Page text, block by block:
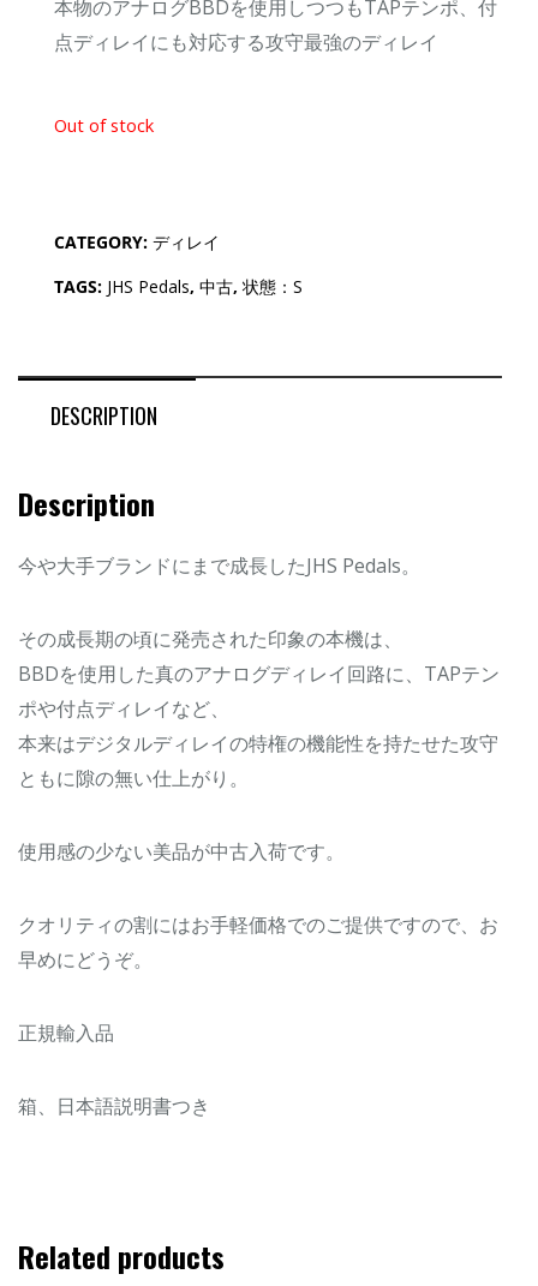
本物のアナログBBDを使用しつつもTAPテンポ、付
点ディレイにも対応する攻守最強のディレイ
Out of stock
CATEGORY: ディレイ
TAGS: JHS Pedals, 中古, 状態：S
DESCRIPTION
Description
今や大手ブランドにまで成長したJHS Pedals。
その成長期の頃に発売された印象の本機は、
BBDを使用した真のアナログディレイ回路に、TAPテン
ポや付点ディレイなど、
本来はデジタルディレイの特権の機能性を持たせた攻守
ともに隙の無い仕上がり。
使用感の少ない美品が中古入荷です。
クオリティの割にはお手軽価格でのご提供ですので、お
早めにどうぞ。
正規輸入品
箱、日本語説明書つき
Related products